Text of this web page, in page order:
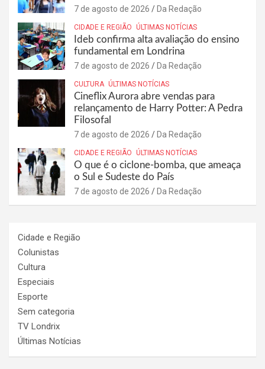
7 de agosto de 2026 Da Redação
CIDADE E REGIÃO ÚLTIMAS NOTÍCIAS
Ideb confirma alta avaliação do ensino
fundamental em Londrina
7 de agosto de 2026 Da Redação
CULTURA ÚLTIMAS NOTÍCIAS
Cineflix Aurora abre vendas para
relançamento de Harry Potter: A Pedra
Filosofal
7 de agosto de 2026 Da Redação
CIDADE E REGIÃO ÚLTIMAS NOTÍCIAS
O que é o ciclone-bomba, que ameaça
o Sul e Sudeste do País
7 de agosto de 2026 Da Redação
Cidade e Região
Colunistas
Cultura
Especiais
Esporte
Sem categoria
TV Londrix
Últimas Notícias